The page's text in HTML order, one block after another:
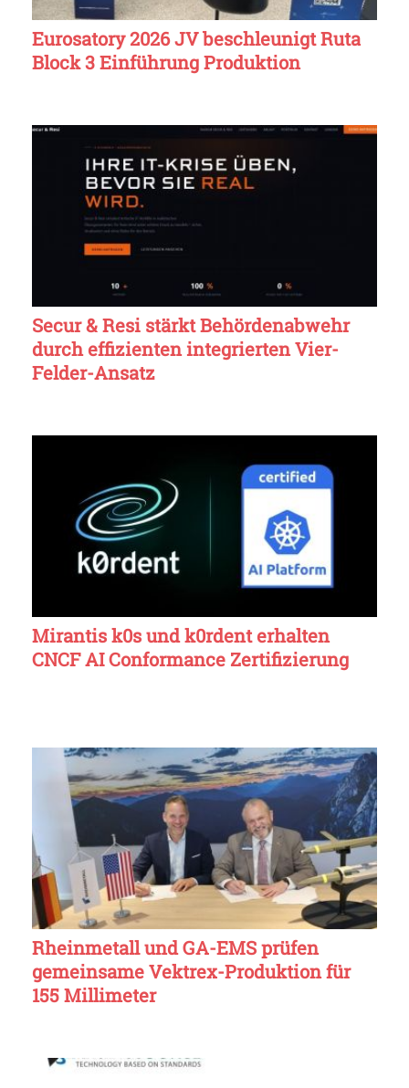
Eurosatory 2026 JV beschleunigt Ruta
Block 3 Einführung Produktion
Secur & Resi stärkt Behördenabwehr
durch effizienten integrierten Vier-
Felder-Ansatz
Mirantis k0s und k0rdent erhalten
CNCF AI Conformance Zertifizierung
Rheinmetall und GA-EMS prüfen
gemeinsame Vektrex-Produktion für
155 Millimeter